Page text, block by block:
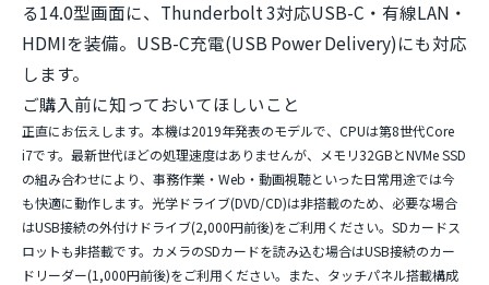
る14.0型画面に、Thunderbolt 3対応USB-C・有線LAN・
HDMIを装備。USB-C充電(USB Power Delivery)にも対応
します。
ご購入前に知っておいてほしいこと
正直にお伝えします。本機は2019年発表のモデルで、CPUは第8世代Core
i7です。最新世代ほどの処理速度はありませんが、メモリ32GBとNVMe SSD
の組み合わせにより、事務作業・Web・動画視聴といった日常用途では今
も快適に動作します。光学ドライブ(DVD/CD)は非搭載のため、必要な場合
はUSB接続の外付けドライブ(2,000円前後)をご利用ください。SDカードス
ロットも非搭載です。カメラのSDカードを読み込む場合はUSB接続のカー
ドリーダー(1,000円前後)をご利用ください。また、タッチパネル搭載構成